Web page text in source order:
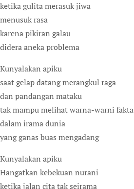
ketika gulita merasuk jiwa
menusuk rasa
karena pikiran galau
didera aneka problema
Kunyalakan apiku
saat gelap datang merangkul raga
dan pandangan mataku
tak mampu melihat warna-warni fakta
dalam irama dunia
yang ganas buas mengadang
Kunyalakan apiku
Hangatkan kebekuan nurani
ketika jalan cita tak seirama